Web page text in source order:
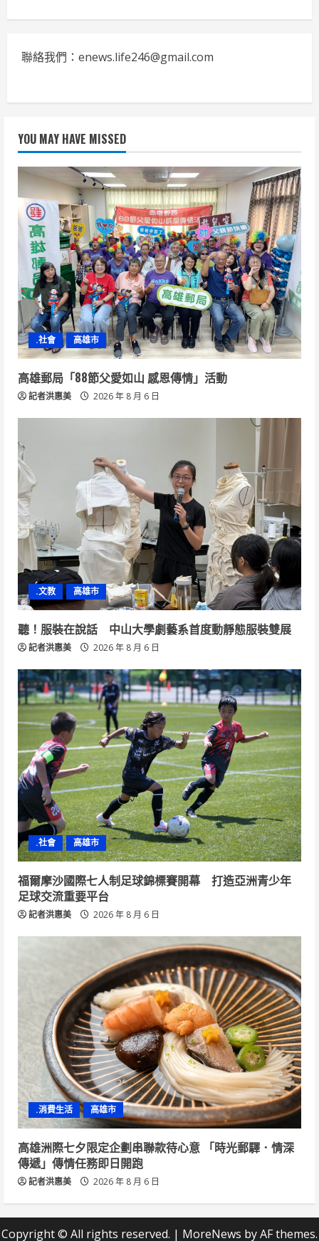
聯絡我們：enews.life246@gmail.com
YOU MAY HAVE MISSED
.社會 高雄市
高雄郵局「88節父愛如山 感恩傳情」活動
記者洪惠美 2026 年 8 月 6 日
.文教 高雄市
聽！服裝在說話 中山大學劇藝系首度動靜態服裝雙展
記者洪惠美 2026 年 8 月 6 日
.社會 高雄市
福爾摩沙國際七人制足球錦標賽開幕 打造亞洲青少年
足球交流重要平台
記者洪惠美 2026 年 8 月 6 日
.消費生活 高雄市
高雄洲際七夕限定企劃串聯款待心意 「時光郵驛．情深
傳遞」傳情任務即日開跑
記者洪惠美 2026 年 8 月 6 日
Copyright © All rights reserved. | MoreNews by AF themes.